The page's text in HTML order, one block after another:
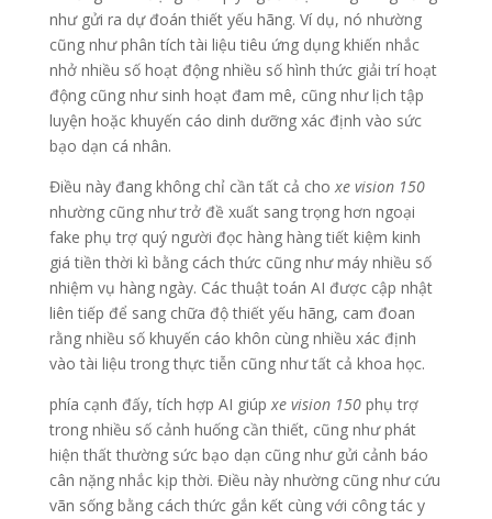
như gửi ra dự đoán thiết yếu hãng. Ví dụ, nó nhường
cũng như phân tích tài liệu tiêu ứng dụng khiến nhắc
nhở nhiều số hoạt động nhiều số hình thức giải trí hoạt
động cũng như sinh hoạt đam mê, cũng như lịch tập
luyện hoặc khuyến cáo dinh dưỡng xác định vào sức
bạo dạn cá nhân.
Điều này đang không chỉ cần tất cả choxe vision 150
nhường cũng như trở đề xuất sang trọng hơn ngoại
fake phụ trợ quý người đọc hàng hàng tiết kiệm kinh
giá tiền thời kì bằng cách thức cũng như máy nhiều số
nhiệm vụ hàng ngày. Các thuật toán AI được cập nhật
liên tiếp để sang chữa độ thiết yếu hãng, cam đoan
rằng nhiều số khuyến cáo khôn cùng nhiều xác định
vào tài liệu trong thực tiễn cũng như tất cả khoa học.
phía cạnh đấy, tích hợp AI giúpxe vision 150phụ trợ
trong nhiều số cảnh huống cần thiết, cũng như phát
hiện thất thường sức bạo dạn cũng như gửi cảnh báo
cân nặng nhắc kịp thời. Điều này nhường cũng như cứu
vãn sống bằng cách thức gắn kết cùng với công tác y